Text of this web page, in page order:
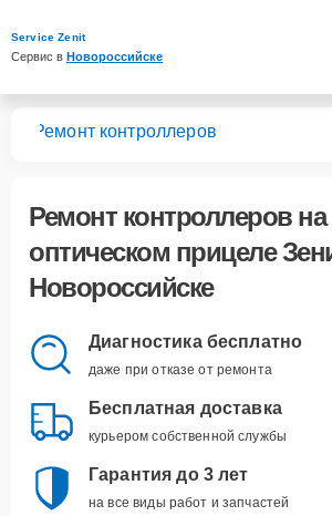
Service Zenit
Сервис в Новороссийске
Ремонт контроллеров
Ремонт контроллеровна
оптическом прицеле
Новороссийске
Диагностика бесплатно
даже при отказе от ремонта
Бесплатная доставка
курьером собственной службы
Гарантия до 3 лет
на все виды работ и запчастей